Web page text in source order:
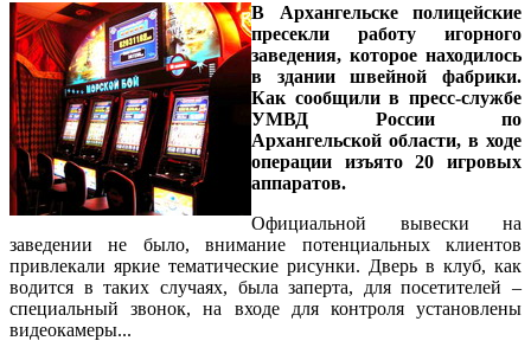
В Архангельске полицейские
пресекли работу игорного
заведения, которое находилось
в здании швейной фабрики.
Как сообщили в пресс-службе
УМВД России по
Архангельской области, в ходе
операции изъято 20 игровых
аппаратов.
Официальной вывески на
заведении не было, внимание потенциальных клиентов
привлекали яркие тематические рисунки. Дверь в клуб, как
водится в таких случаях, была заперта, для посетителей –
специальный звонок, на входе для контроля установлены
видеокамеры...